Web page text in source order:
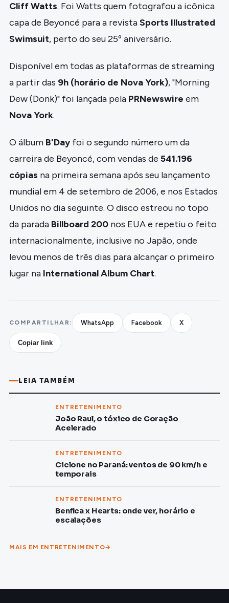
Cliff Watts. Foi Watts quem fotografou a icônica
capa de Beyoncé para a revistaSports Illustrated
Swimsuit, perto do seu 25º aniversário.
Disponível em todas as plataformas de streaming
a partir das 9h (horário de Nova York), "Morning
Dew (Donk)" foi lançada pela PRNewswire em
Nova York.
O álbum B'Day foi o segundo número um da
carreira de Beyoncé, com vendas de 541.196
cópias na primeira semana após seu lançamento
mundial em 4 de setembro de 2006, e nos Estados
Unidos no dia seguinte. O disco estreou no topo
da parada Billboard 200 nos EUA e repetiu o feito
internacionalmente, inclusive no Japão, onde
levou menos de três dias para alcançar o primeiro
lugar na International Album Chart.
COMPARTILHAR: WhatsApp Facebook X
Copiar link
LEIA TAMBÉM
ENTRETENIMENTO
João Raul, o tóxico de Coração
Acelerado
ENTRETENIMENTO
Ciclone no Paraná: ventos de 90 km/h e
temporais
ENTRETENIMENTO
Benfica x Hearts: onde ver, horário e
escalações
MAIS EM ENTRETENIMENTO